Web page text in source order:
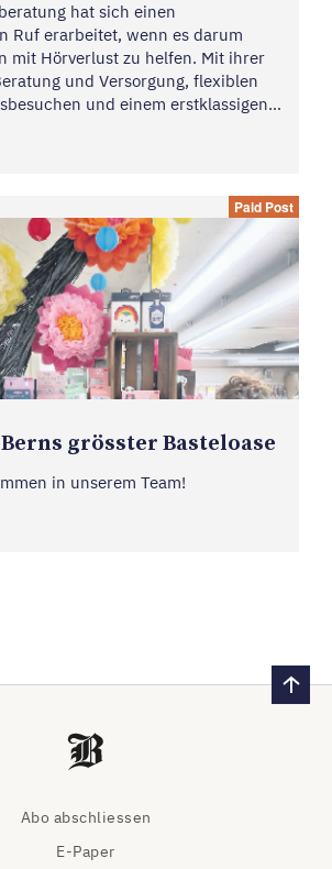
hat sich einen
Ruf erarbeitet, wenn es darum
mit Hörverlust zu helfen. Mit ihrer
und Versorgung, flexiblen
und einem erstklassigen
sich als vertrauenswürdiger Partner
Paid Post
grösster Bastel­oase
in unserem Team!
Abo abschliessen
E-Paper